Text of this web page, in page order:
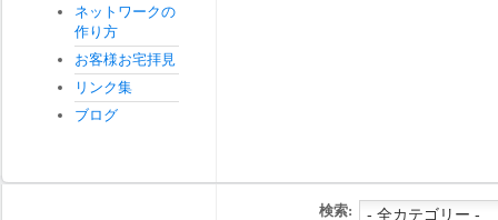
ネットワークの
作り方
お客様お宅拝見
リンク集
ブログ
検索: